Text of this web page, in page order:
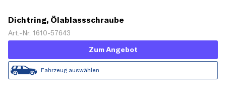
Dichtring, Ölablassschraube
Art.-Nr. 1610-57643
Zum Angebot
Fahrzeug auswählen